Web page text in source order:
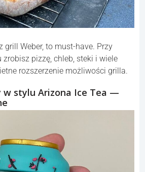
grill Weber, to must-have. Przy
pizzę, chleb, steki i wiele
rozszerzenie możliwości grilla.
w stylu Arizona Ice Tea —